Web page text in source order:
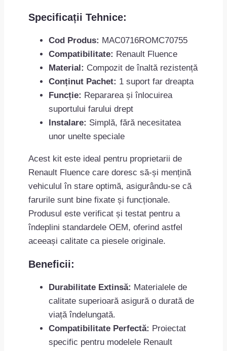
Specificații Tehnice:
Cod Produs: MAC0716ROMC70755
Compatibilitate: Renault Fluence
Material: Compozit de înaltă rezistență
Conținut Pachet: 1 suport far dreapta
Funcție: Repararea și înlocuirea
suportului farului drept
Instalare: Simplă, fără necesitatea
unor unelte speciale
Acest kit este ideal pentru proprietarii de
Renault Fluence care doresc să-și mențină
vehiculul în stare optimă, asigurându-se că
farurile sunt bine fixate și funcționale.
Produsul este verificat și testat pentru a
îndeplini standardele OEM, oferind astfel
aceeași calitate ca piesele originale.
Beneficii:
Durabilitate Extinsă: Materialele de
calitate superioară asigură o durată de
viață îndelungată.
Compatibilitate Perfectă: Proiectat
specific pentru modelele Renault